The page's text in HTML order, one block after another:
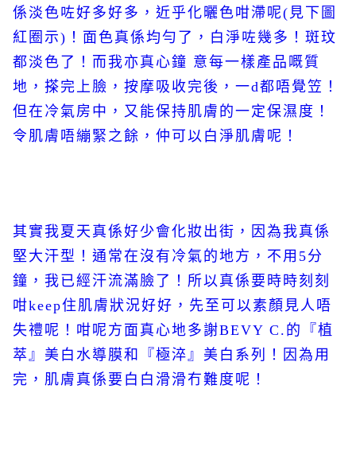
係淡色咗好多好多，近乎化曬色咁滯呢(見下圖
紅圈示)！面色真係均勻了，白淨咗幾多！斑玟
都淡色了！而我亦真心鐘 意每一樣產品嘅質
地，搽完上臉，按摩吸收完後，一d都唔覺笠！
但在冷氣房中，又能保持肌膚的一定保濕度！
令肌膚唔繃緊之餘，仲可以白淨肌膚呢！
其實我夏天真係好少會化妝出街，因為我真係
堅大汗型！通常在沒有冷氣的地方，不用5分
鐘，我已經汗流滿臉了！所以真係要時時刻刻
咁keep住肌膚狀況好好，先至可以素顏見人唔
失禮呢！咁呢方面真心地多謝BEVY C.的『植
萃』美白水導膜和『極淬』美白系列！因為用
完，肌膚真係要白白滑滑冇難度呢！